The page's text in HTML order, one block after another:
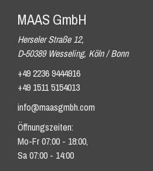
MAAS GmbH
Herseler Straße 12,
D-50389 Wesseling, Köln / Bonn
+49 2236 9444916
+49 1511 5154013
info@maasgmbh.com
Öffnungszeiten:
Mo-Fr 07:00 - 18:00,
Sa 07:00 - 14:00